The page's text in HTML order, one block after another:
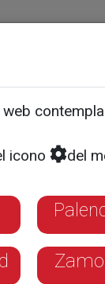
icono
del